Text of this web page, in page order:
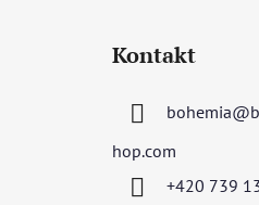
Kontakt
bohemia@
hop.com
+420 739